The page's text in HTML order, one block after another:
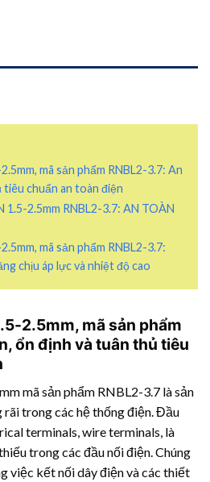
mã sản phẩm RNBL2-3.7: An
chuẩn an toàn điện
1.5-2.5mm RNBL2-3.7: AN TOÀN
mã sản phẩm RNBL2-3.7:
chịu áp lực và nhiệt độ cao
2.5mm, mã sản phẩm
ổn định và tuân thủ tiêu
mã sản phẩm RNBL2-3.7 là sản
trong các hệ thống điện. Đầu
terminals, wire terminals, là
trong các đầu nối điện. Chúng
việc kết nối dây điện và các thiết